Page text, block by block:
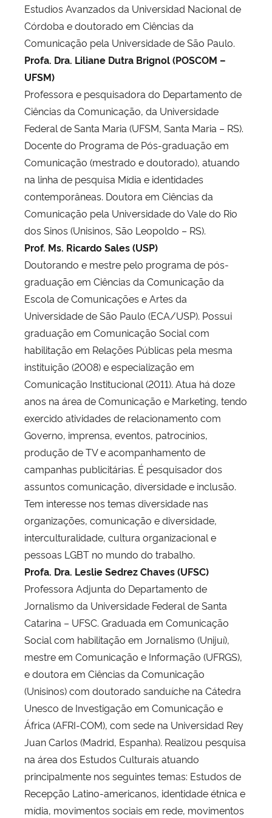
Estudios Avanzados da Universidad Nacional de
Córdoba e doutorado em Ciências da
Comunicação pela Universidade de São Paulo.
Profa. Dra. Liliane Dutra Brignol (POSCOM –
UFSM)
Professora e pesquisadora do Departamento de
Ciências da Comunicação, da Universidade
Federal de Santa Maria (UFSM, Santa Maria – RS).
Docente do Programa de Pós-graduação em
Comunicação (mestrado e doutorado), atuando
na linha de pesquisa Mídia e identidades
contemporâneas. Doutora em Ciências da
Comunicação pela Universidade do Vale do Rio
dos Sinos (Unisinos, São Leopoldo – RS).
Prof. Ms. Ricardo Sales (USP)
Doutorando e mestre pelo programa de pós-
graduação em Ciências da Comunicação da
Escola de Comunicações e Artes da
Universidade de São Paulo (ECA/USP). Possui
graduação em Comunicação Social com
habilitação em Relações Públicas pela mesma
instituição (2008) e especialização em
Comunicação Institucional (2011). Atua há doze
anos na área de Comunicação e Marketing, tendo
exercido atividades de relacionamento com
Governo, imprensa, eventos, patrocínios,
produção de TV e acompanhamento de
campanhas publicitárias. É pesquisador dos
assuntos comunicação, diversidade e inclusão.
Tem interesse nos temas diversidade nas
organizações, comunicação e diversidade,
interculturalidade, cultura organizacional e
pessoas LGBT no mundo do trabalho.
Profa. Dra. Leslie Sedrez Chaves (UFSC)
Professora Adjunta do Departamento de
Jornalismo da Universidade Federal de Santa
Catarina – UFSC. Graduada em Comunicação
Social com habilitação em Jornalismo (Unijuí),
mestre em Comunicação e Informação (UFRGS),
e doutora em Ciências da Comunicação
(Unisinos) com doutorado sanduíche na Cátedra
Unesco de Investigação em Comunicação e
África (AFRI-COM), com sede na Universidad Rey
Juan Carlos (Madrid, Espanha). Realizou pesquisa
na área dos Estudos Culturais atuando
principalmente nos seguintes temas: Estudos de
Recepção Latino-americanos, identidade étnica e
mídia, movimentos sociais em rede, movimentos